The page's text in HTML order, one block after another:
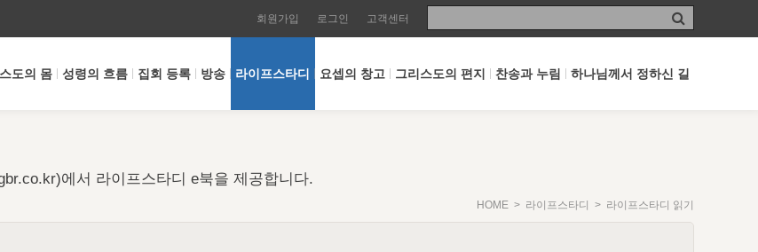
회원가입 로그인 고객센터
도의 몸 성령의 흐름 집회 등록 방송 라이프스타디 요셉의 창고 그리스도의 편지 찬송과 누림 하나님께서 정하신 길
에서 라이프스타디 e북을 제공합니다.
HOME > 라이프스타디 > 라이프스타디 읽기